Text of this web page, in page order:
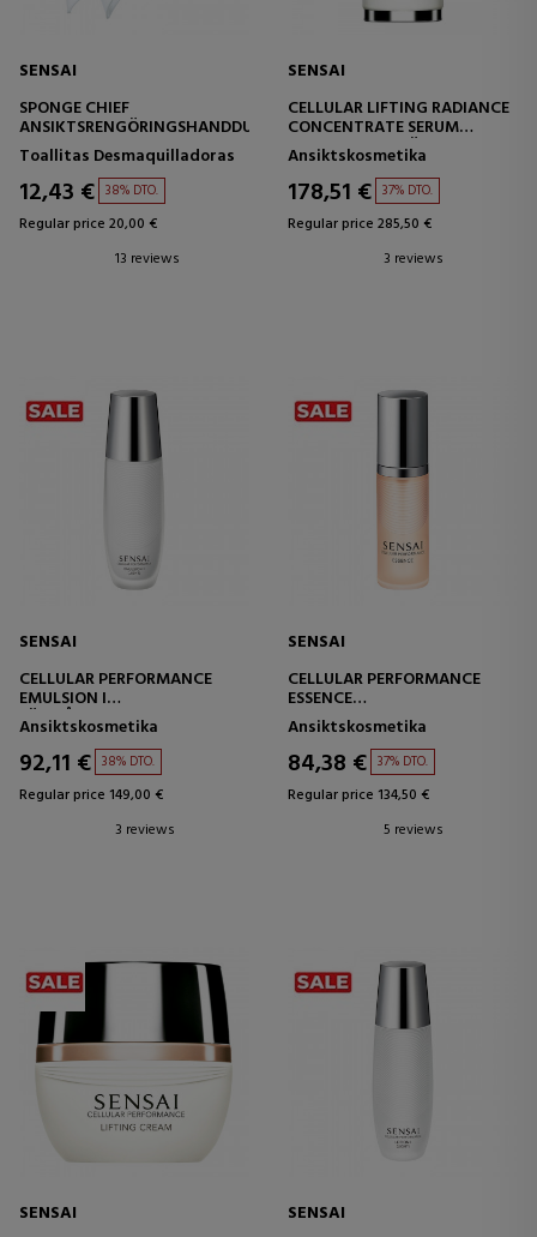
SENSAI
SPONGE CHIEF
ANSIKTSRENGÖRINGSHANDDUK
Toallitas Desmaquilladoras
12,43 € 38% DTO.
Regular price 20,00 €
13 reviews
SENSAI
CELLULAR LIFTING RADIANCE
CONCENTRATE SERUM
KONCENTRAT FÖR FASTHET
OCH LYSTER
Ansiktskosmetika
178,51 € 37% DTO.
Regular price 285,50 €
3 reviews
SENSAI
CELLULAR PERFORMANCE
EMULSION I
LÄTT ÅTERFUKTANDE
EMULSION
Ansiktskosmetika
92,11 € 38% DTO.
Regular price 149,00 €
3 reviews
SENSAI
CELLULAR PERFORMANCE
ESSENCE
ANTI-AGING BEHANDLING
Ansiktskosmetika
84,38 € 37% DTO.
Regular price 134,50 €
5 reviews
SENSAI
SENSAI